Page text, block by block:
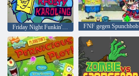
FNF gegen Spunchbob